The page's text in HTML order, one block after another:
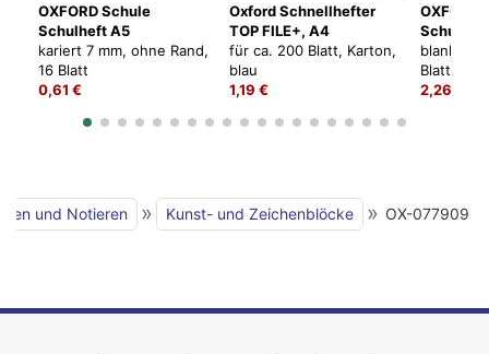
OXFORD Schule
Schulheft A5
kariert 7 mm, ohne Rand,
16 Blatt
0,61 €
Oxford Schnellhefter
TOP FILE+, A4
für ca. 200 Blatt, Karton,
blau
1,19 €
OXFORD
blanko,
Blatt
2,26 €
und Notieren » Kunst- und Zeichenblöcke » OX-077909